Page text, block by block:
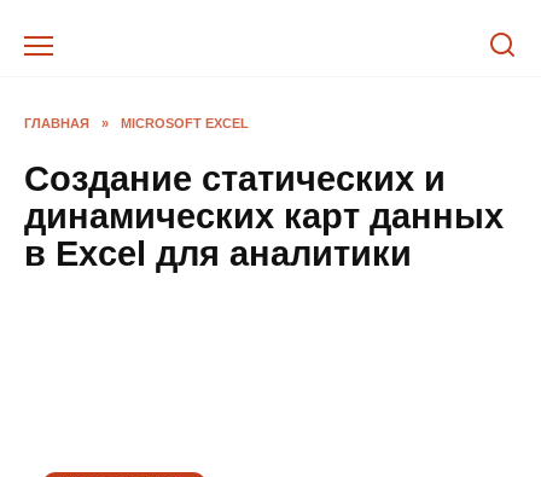
ГЛАВНАЯ » MICROSOFT EXCEL
Создание статических и
динамических карт данных
в Excel для аналитики